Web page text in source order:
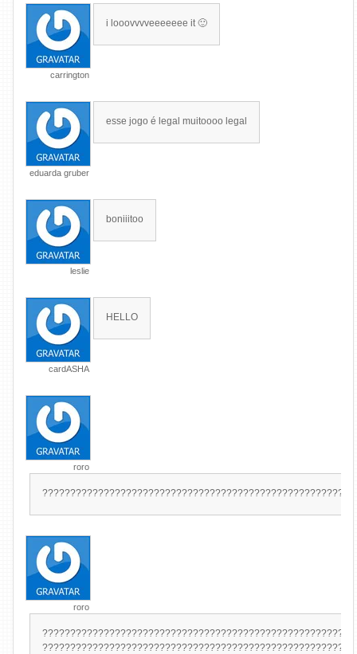
carrington
i looovvvveeeeeee it 🙂
eduarda gruber
esse jogo é legal muitoooo legal
leslie
boniiitoo
cardASHA
HELLO
roro
roro